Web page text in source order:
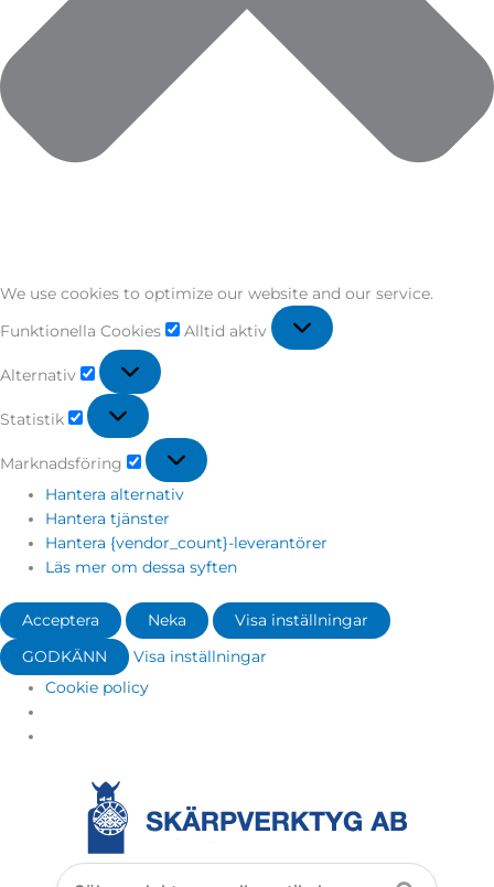
We use cookies to optimize our website and our service.
Funktionella Cookies Alltid aktiv
Alternativ
Statistik
Marknadsföring
Hantera alternativ
Hantera tjänster
Hantera {vendor_count}-leverantörer
Läs mer om dessa syften
Acceptera Neka Visa inställningar
GODKÄNN
Visa inställningar
Cookie policy
Search